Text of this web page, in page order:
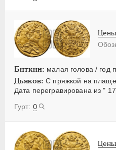
Биткин: малая голова / год
Дьяков: С пряжкой на
Дата перегравирована из "
0
Цены
Цены